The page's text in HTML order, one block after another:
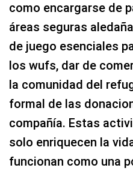
como encargarse de
áreas seguras
de juego esenciales
los wufs, dar de
la comunidad del
formal de las
compañía. Estas
solo enriquecen la
funcionan como una